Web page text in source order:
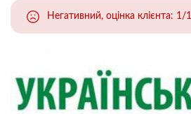
Негативний, оцінка клієнта: 1/